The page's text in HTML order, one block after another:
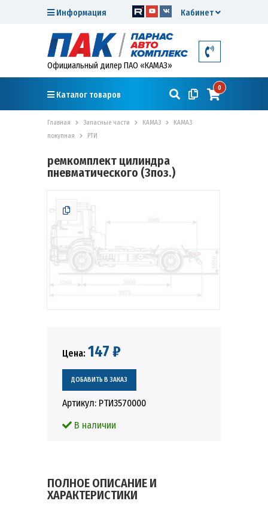
Кабинет
Информация
Официальный дилер ПАО «КАМАЗ»
Каталог товаров
0
Главная Запасные части КАМАЗ
КАМАЗ
покупная
РТИ
ремкомплект цилиндра
пневматического (3поз.)
Цена: 147 ₽
Артикул: РТИ3570000
В наличии
ПОЛНОЕ ОПИСАНИЕ И
ХАРАКТЕРИСТИКИ